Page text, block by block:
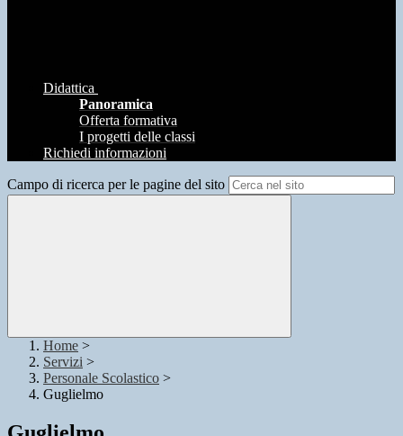
Didattica
Panoramica
Offerta formativa
I progetti delle classi
Richiedi informazioni
Campo di ricerca per le pagine del sito
Home >
Servizi >
Personale Scolastico >
Guglielmo